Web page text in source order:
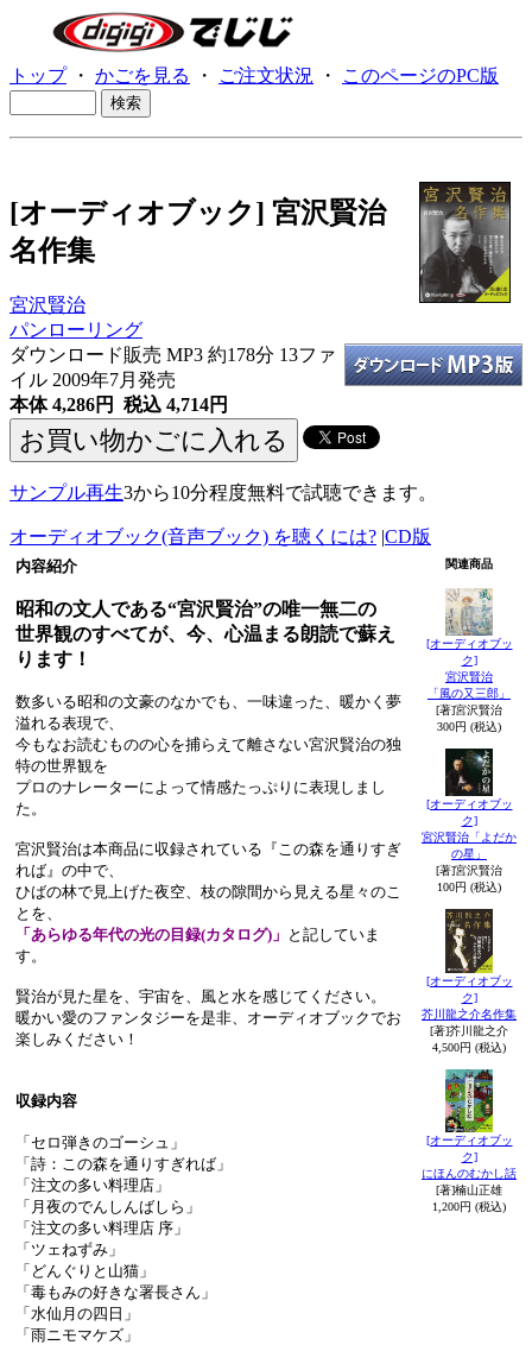
トップ・ かごを見る ・ ご注文状況 ・ このページのPC版
[オーディオブック] 宮沢賢治
名作集
宮沢賢治
パンローリング
ダウンロード販売 MP3 約178分 13ファ
イル 2009年7月発売
本体 4,286円 税込 4,714円
サンプル再生3から10分程度無料で試聴できます。
オーディオブック(音声ブック) を聴くには? |CD版
内容紹介
昭和の文人である“宮沢賢治”の唯一無二の
世界観のすべてが、今、心温まる朗読で蘇え
ります！
数多いる昭和の文豪のなかでも、一味違った、暖かく夢
溢れる表現で、
今もなお読むものの心を捕らえて離さない宮沢賢治の独
特の世界観を
プロのナレーターによって情感たっぷりに表現しまし
た。
宮沢賢治は本商品に収録されている『この森を通りすぎ
れば』の中で、
ひばの林で見上げた夜空、枝の隙間から見える星々のこ
とを、
「あらゆる年代の光の目録(カタログ)」 と記していま
す。
賢治が見た星を、宇宙を、風と水を感じてください。
暖かい愛のファンタジーを是非、オーディオブックでお
楽しみください！
収録内容
「セロ弾きのゴーシュ」
「詩：この森を通りすぎれば」
「注文の多い料理店」
「月夜のでんしんばしら」
「注文の多い料理店 序」
「ツェねずみ」
「どんぐりと山猫」
「毒もみの好きな署長さん」
「水仙月の四日」
「雨ニモマケズ」
関連商品
[オーディオブッ
ク]
宮沢賢治
「風の又三郎」
[著]宮沢賢治
300円 (税込)
[オーディオブッ
ク]
宮沢賢治「よだか
の星」
[著]宮沢賢治
100円 (税込)
[オーディオブッ
ク]
芥川龍之介名作集
[著]芥川龍之介
4,500円 (税込)
[オーディオブッ
ク]
にほんのむかし話
[著]楠山正雄
1,200円 (税込)